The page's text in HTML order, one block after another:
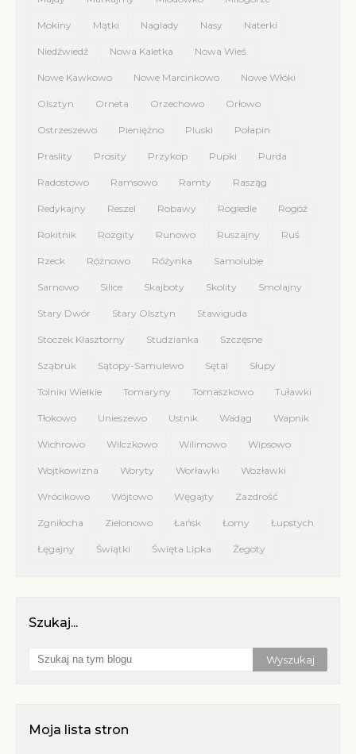
Mokiny Mątki Naglady Nasy Naterki
Niedźwiedź Nowa Kaletka Nowa Wieś
Nowe Kawkowo Nowe Marcinkowo Nowe Włóki
Olsztyn Orneta Orzechowo Orłowo
Ostrzeszewo Pieniężno Pluski Połapin
Praslity Prosity Przykop Pupki Purda
Radostowo Ramsowo Ramty Rasząg
Redykajny Reszel Robawy Rogiedle Rogóż
Rokitnik Rozgity Runowo Ruszajny Ruś
Rzeck Różnowo Różynka Samolubie
Sarnowo Silice Skajboty Skolity Smolajny
Stary Dwór Stary Olsztyn Stawiguda
Stoczek Klasztorny Studzianka Szczęsne
Sząbruk Sątopy-Samulewo Sętal Słupy
Tolniki Wielkie Tomaryny Tomaszkowo Tuławki
Tłokowo Unieszewo Ustnik Wadąg Wapnik
Wichrowo Wilczkowo Wilimowo Wipsowo
Wojtkowizna Woryty Worławki Wozławki
Wrócikowo Wójtowo Węgajty Zazdrość
Zgniłocha Zielonowo Łańsk Łomy Łupstych
Łęgajny Świątki Święta Lipka Żegoty
Szukaj...
Moja lista stron